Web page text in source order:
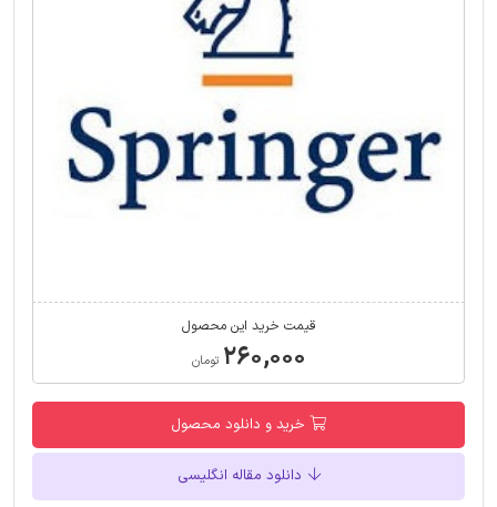
قیمت خرید این محصول
۲۶۰,۰۰۰ تومان
خرید و دانلود محصول
دانلود مقاله انگلیسی